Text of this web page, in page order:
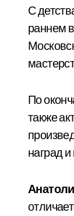
С
раннем
По
также
наград